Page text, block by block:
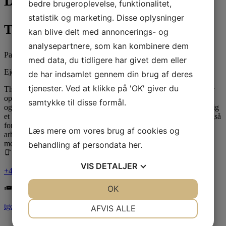
Thomas Gottlieb
Partner, Commercial Real Estate Advisor
Ejendomsmægler & Valuar MDE
Thomas er en progressiv og iderig mægler, som ikke går i seng før
opgaven er løst. Thomas lever sig ind i opgaven, som sjældent set
og han har et hurtigt øje for ethvert potentiale. Thomas har skabt sig
et kæmpe netværk i branchen grundet sine 20 års erfaring, men også
for Thomas er som han er. Udover at være ivrig, iderig og en
arbejdshest er Thomas på alle måder et utroligt behageligt
menneske.
+45 40 72 12 12
tgo@gottliebpartners.dk
bedre brugeroplevelse, funktionalitet,
statistik og marketing. Disse oplysninger
kan blive delt med annoncerings- og
analysepartnere, som kan kombinere dem
med data, du tidligere har givet dem eller
de har indsamlet gennem din brug af deres
tjenester. Ved at klikke på 'OK' giver du
samtykke til disse formål.
Læs mere om vores brug af cookies og
behandling af persondata her.
VIS DETALJER
AFVIS ALLE
OK